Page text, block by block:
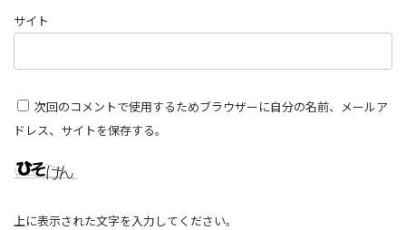
サイト
次回のコメントで使用するためブラウザーに自分の名前、メールア
ドレス、サイトを保存する。
上に表示された文字を入力してください。